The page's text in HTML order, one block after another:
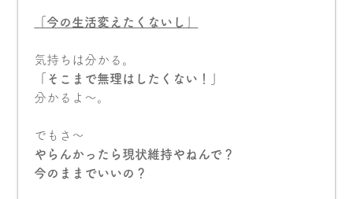
「今の生活変えたくないし」
気持ちは分かる。
「そこまで無理はしたくない！」
分かるよ〜。
でもさ〜
やらんかったら現状維持やねんで？
今のままでいいの？